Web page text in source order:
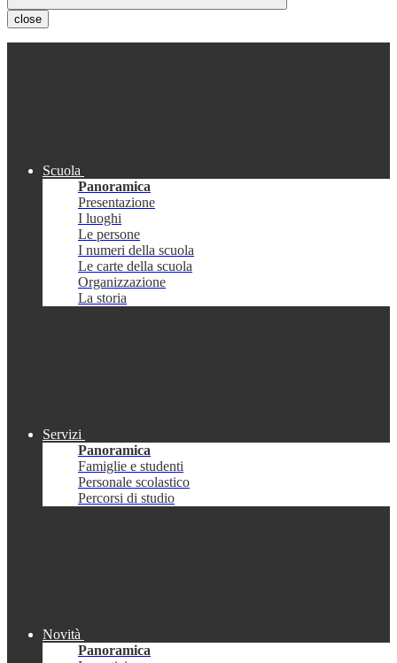
close
Scuola
Panoramica
Presentazione
I luoghi
Le persone
I numeri della scuola
Le carte della scuola
Organizzazione
La storia
Servizi
Panoramica
Famiglie e studenti
Personale scolastico
Percorsi di studio
Novità
Panoramica